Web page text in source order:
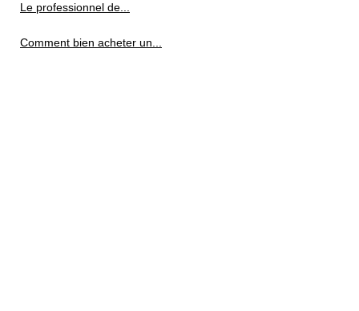
Le professionnel de...
Comment bien acheter un...